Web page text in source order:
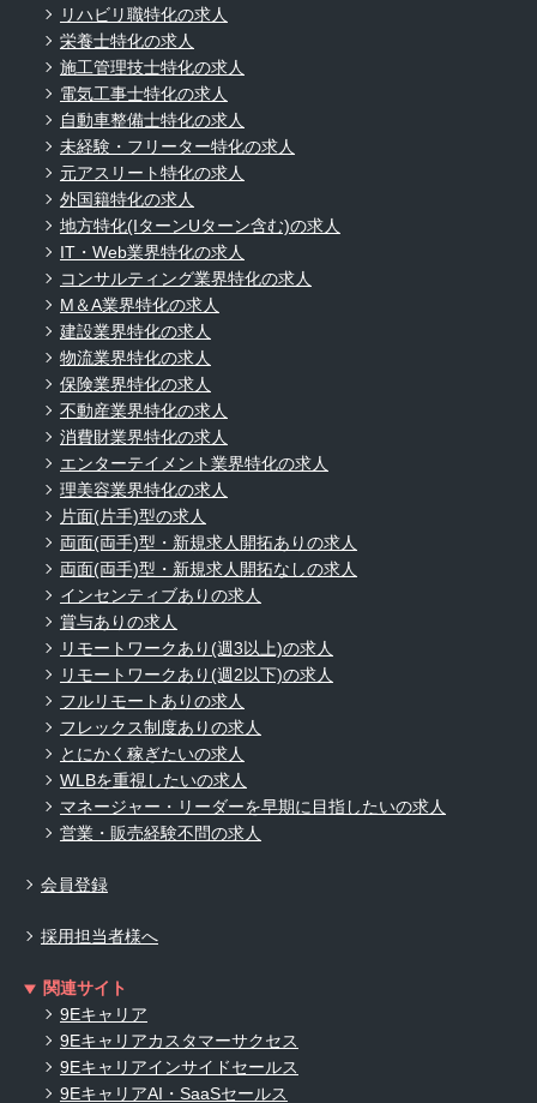
リハビリ職特化の求人
栄養士特化の求人
施工管理技士特化の求人
電気工事士特化の求人
自動車整備士特化の求人
未経験・フリーター特化の求人
元アスリート特化の求人
外国籍特化の求人
地方特化(IターンUターン含む)の求人
IT・Web業界特化の求人
コンサルティング業界特化の求人
M＆A業界特化の求人
建設業界特化の求人
物流業界特化の求人
保険業界特化の求人
不動産業界特化の求人
消費財業界特化の求人
エンターテイメント業界特化の求人
理美容業界特化の求人
片面(片手)型の求人
両面(両手)型・新規求人開拓ありの求人
両面(両手)型・新規求人開拓なしの求人
インセンティブありの求人
賞与ありの求人
リモートワークあり(週3以上)の求人
リモートワークあり(週2以下)の求人
フルリモートありの求人
フレックス制度ありの求人
とにかく稼ぎたいの求人
WLBを重視したいの求人
マネージャー・リーダーを早期に目指したいの求人
営業・販売経験不問の求人
会員登録
採用担当者様へ
関連サイト
9Eキャリア
9Eキャリアカスタマーサクセス
9Eキャリアインサイドセールス
9EキャリアAI・SaaSセールス